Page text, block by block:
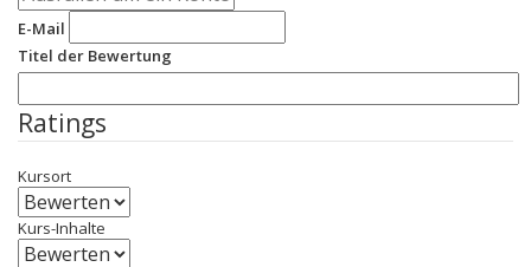
E-Mail
Titel der Bewertung
Ratings
Kursort
Kurs-Inhalte